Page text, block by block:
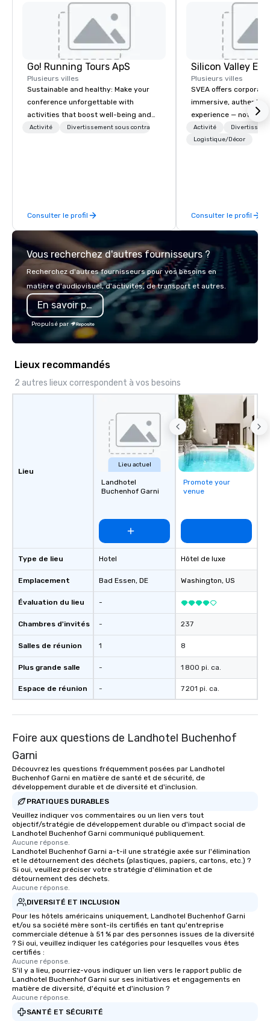
Go! Running Tours ApS
Plusieurs villes
Sustainable and healthy: Make your
conference unforgettable with
activities that boost well-being and
lower carbon footprints. Explore the
Activité Divertissement sous contrat
Consulter le profil
Plusieurs villes
SVEA offers
immersive, authentic
experience — not a
transformation. We
facilitate custom
offsites. Whether
think like a Silicon
world's fastest-
or walk away with a
innovation playbook,
the Valley. Ideal for
seniority, and
Activité
Logistique/Décor
Consulter le profil
Vous recherchez d'autres fournisseurs ?
Recherchez d'autres fournisseurs pour vos besoins en
matière d'audiovisuel, d'activités, de transport et autres.
En savoir plus
Propulsé par
Lieux recommandés
2 autres lieux correspondent à vos besoins
Lieu
Type de lieu
Emplacement
Évaluation du lieu
Chambres d'invités
Salles de réunion
Plus grande salle
Espace de réunion
Lieu actuel
Landhotel
Buchenhof Garni
Hotel
Bad Essen, DE
-
-
1
-
-
Promote your
venue
Hôtel de luxe
Washington, US
237
8
1 800 pi. ca.
7 201 pi. ca.
Foire aux questions de Landhotel Buchenhof
Garni
Découvrez les questions fréquemment posées par Landhotel
Buchenhof Garni en matière de santé et de sécurité, de
développement durable et de diversité et d'inclusion.
PRATIQUES DURABLES
Veuillez indiquer vos commentaires ou un lien vers tout
objectif/stratégie de développement durable ou d'impact social de
Landhotel Buchenhof Garni communiqué publiquement.
Aucune réponse.
Landhotel Buchenhof Garni a-t-il une stratégie axée sur l'élimination
et le détournement des déchets (plastiques, papiers, cartons, etc.) ?
Si oui, veuillez préciser votre stratégie d'élimination et de
détournement des déchets.
Aucune réponse.
DIVERSITÉ ET INCLUSION
Pour les hôtels américains uniquement, Landhotel Buchenhof Garni
et/ou sa société mère sont-ils certifiés en tant qu'entreprise
commerciale détenue à 51 % par des personnes issues de la diversité
? Si oui, veuillez indiquer les catégories pour lesquelles vous êtes
certifiés :
Aucune réponse.
S'il y a lieu, pourriez-vous indiquer un lien vers le rapport public de
Landhotel Buchenhof Garni sur ses initiatives et engagements en
matière de diversité, d'équité et d'inclusion ?
Aucune réponse.
SANTÉ ET SÉCURITÉ